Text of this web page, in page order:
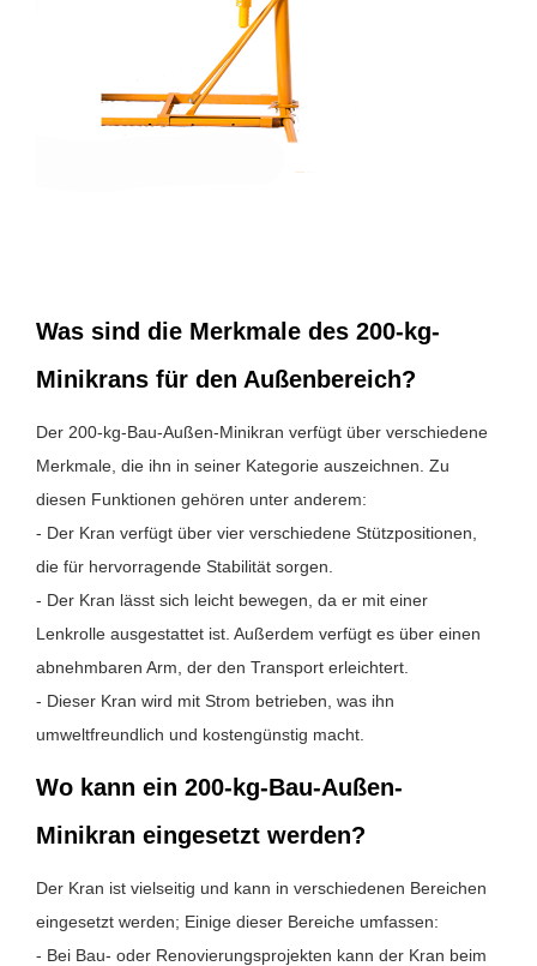
Was sind die Merkmale des 200-kg-
Minikrans für den Außenbereich?
Der 200-kg-Bau-Außen-Minikran verfügt über verschiedene
Merkmale, die ihn in seiner Kategorie auszeichnen. Zu
diesen Funktionen gehören unter anderem:
- Der Kran verfügt über vier verschiedene Stützpositionen,
die für hervorragende Stabilität sorgen.
- Der Kran lässt sich leicht bewegen, da er mit einer
Lenkrolle ausgestattet ist. Außerdem verfügt es über einen
abnehmbaren Arm, der den Transport erleichtert.
- Dieser Kran wird mit Strom betrieben, was ihn
umweltfreundlich und kostengünstig macht.
Wo kann ein 200-kg-Bau-Außen-
Minikran eingesetzt werden?
Der Kran ist vielseitig und kann in verschiedenen Bereichen
eingesetzt werden; Einige dieser Bereiche umfassen:
- Bei Bau- oder Renovierungsprojekten kann der Kran beim